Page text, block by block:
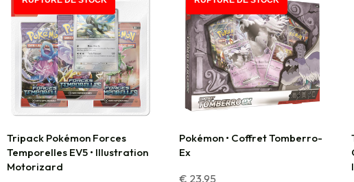
Tripack Pokémon Forces
Temporelles EV5 • Illustration
Motorizard
Pokémon • Coffret Tomberro-
Ex
€ 23,95